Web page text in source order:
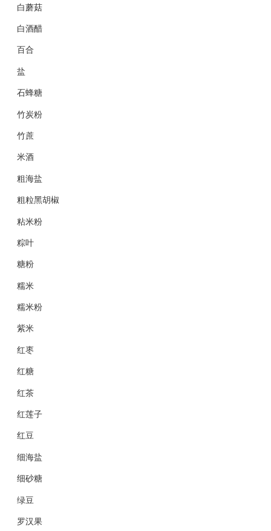
白蘑菇
白酒醋
百合
盐
石蜂糖
竹炭粉
竹蔗
米酒
粗海盐
粗粒黑胡椒
粘米粉
粽叶
糖粉
糯米
糯米粉
紫米
红枣
红糖
红茶
红莲子
红豆
细海盐
细砂糖
绿豆
罗汉果